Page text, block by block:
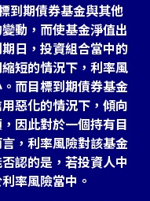
到期債券基金與其他
動，而使基金淨值出
日，投資組合當中的
短的情況下，利率風
而目標到期債券基金
惡化的情況下，傾向
因此對於一個持有目
，利率風險對該基金
認的是，若投資人中
率風險當中。